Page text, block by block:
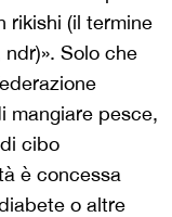
rikishi (il termine
Solo che
mangiare pesce,
cibo
è concessa
o altre